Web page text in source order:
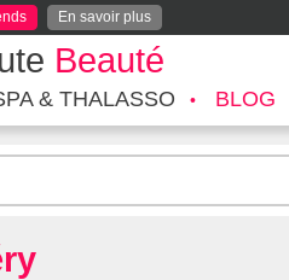
En savoir plus
Beauté
& THALASSO BLOG